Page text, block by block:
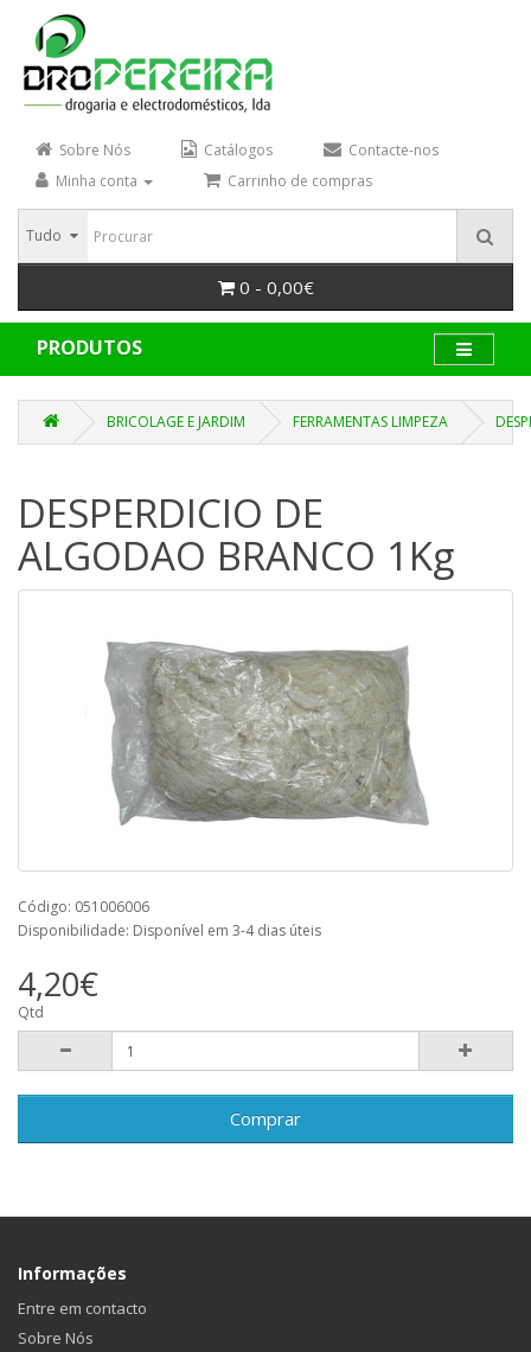
Sobre Nós Catálogos
Contacte-nos
Minha conta
Carrinho de compras
Tudo
0 - 0,00€
PRODUTOS
BRICOLAGE E JARDIM FERRAMENTAS LIMPEZA
DESPERDICIO DE
ALGODAO BRANCO 1Kg
Código: 051006006
Disponibilidade: Disponível em 3-4 dias úteis
4,20€
Qtd
Comprar
Informações
Entre em contacto
Sobre Nós